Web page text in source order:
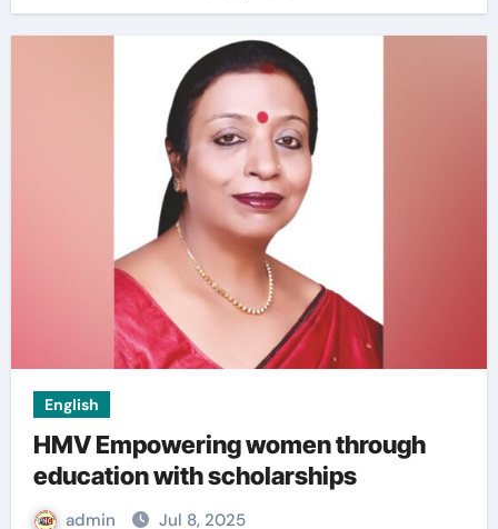
English
HMV Empowering women through
education with scholarships
admin Jul 8, 2025